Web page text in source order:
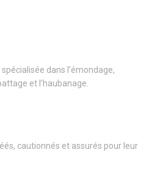
dans l’émondage,
et l’haubanage.
cautionnés et assurés pour leur